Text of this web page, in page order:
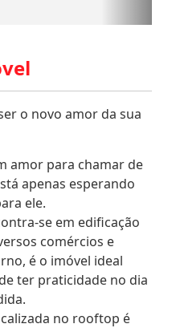
o novo amor da sua
amor para chamar de
apenas esperando
ele.
se em edificação
comércios e
é o imóvel ideal
ter praticidade no dia
no rooftop é